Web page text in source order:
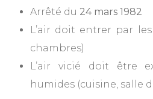
Arrêté du 24 mars 1982
L’air doit entrer par
chambres)
L’air vicié doit être
humides (cuisine, salle